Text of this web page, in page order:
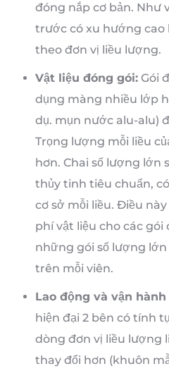
đóng nắp cơ bản. Như
trước có xu hướng cao
theo đơn vị liều lượng.
Vật liệu đóng gói: Gói
dụng màng nhiều lớp
dụ. mụn nước alu-alu)
Trọng lượng mỗi liều
hơn. Chai số lượng lớn
thủy tinh tiêu chuẩn,
cơ sở mỗi liều. Điều
phí vật liệu cho các gói
những gói số lượng
trên mỗi viên.
Lao động và vận hành
hiện đại 2 bên có tính
dòng đơn vị liều lượng
thay đổi hơn (khuôn